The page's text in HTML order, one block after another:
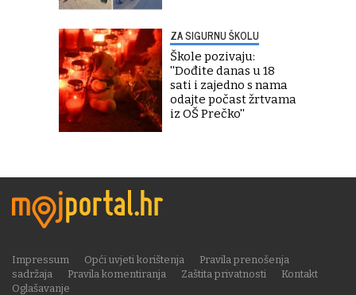
ZA SIGURNU ŠKOLU
Škole pozivaju:
''Dođite danas u 18
sati i zajedno s nama
odajte počast žrtvama
iz OŠ Prečko''
Impressum Opći uvjeti korištenja
Pravila prenošenja
sadržaja
Pravila komentiranja Zaštita privatnosti
Kontakt
Oglašavanje